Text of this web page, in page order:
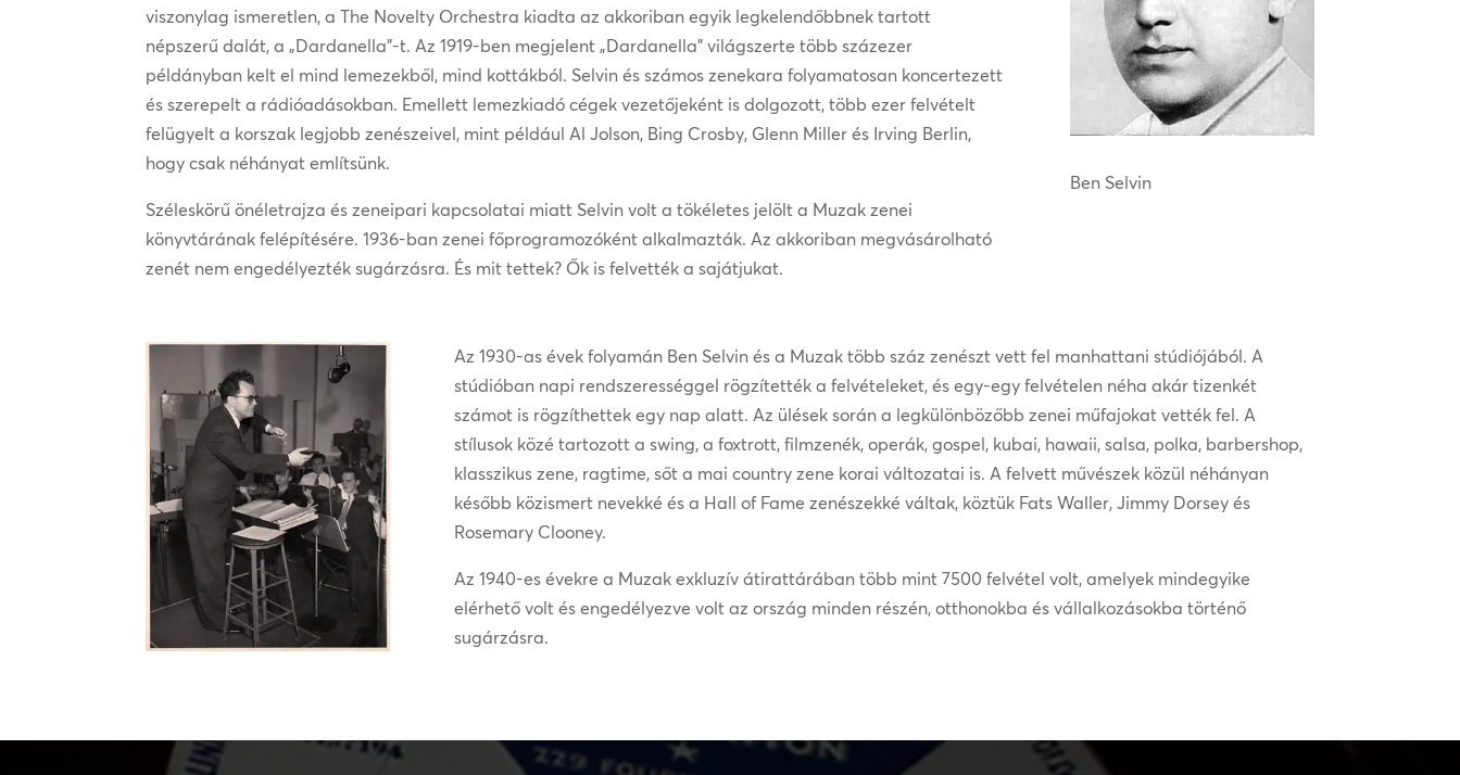
viszonylag ismeretlen, a The Novelty Orchestra kiadta az akkoriban egyik legkelendőbbnek tartott
népszerű dalát, a „Dardanella”-t. Az 1919-ben megjelent „Dardanella” világszerte több százezer
példányban kelt el mind lemezekből, mind kottákból. Selvin és számos zenekara folyamatosan koncertezett
és szerepelt a rádióadásokban. Emellett lemezkiadó cégek vezetőjeként is dolgozott, több ezer felvételt
felügyelt a korszak legjobb zenészeivel, mint például Al Jolson, Bing Crosby, Glenn Miller és Irving Berlin,
hogy csak néhányat említsünk.
Széleskörű önéletrajza és zeneipari kapcsolatai miatt Selvin volt a tökéletes jelölt a Muzak zenei
könyvtárának felépítésére. 1936-ban zenei főprogramozóként alkalmazták. Az akkoriban megvásárolható
zenét nem engedélyezték sugárzásra. És mit tettek? Ők is felvették a sajátjukat.
Ben Selvin
Az 1930-as évek folyamán Ben Selvin és a Muzak több száz zenészt vett fel manhattani stúdiójából. A
stúdióban napi rendszerességgel rögzítették a felvételeket, és egy-egy felvételen néha akár tizenkét
számot is rögzíthettek egy nap alatt. Az ülések során a legkülönbözőbb zenei műfajokat vették fel. A
stílusok közé tartozott a swing, a foxtrott, filmzenék, operák, gospel, kubai, hawaii, salsa, polka, barbershop,
klasszikus zene, ragtime, sőt a mai country zene korai változatai is. A felvett művészek közül néhányan
később közismert nevekké és a Hall of Fame zenészekké váltak, köztük Fats Waller, Jimmy Dorsey és
Rosemary Clooney.
Az 1940-es évekre a Muzak exkluzív átirattárában több mint 7500 felvétel volt, amelyek mindegyike
elérhető volt és engedélyezve volt az ország minden részén, otthonokba és vállalkozásokba történő
sugárzásra.